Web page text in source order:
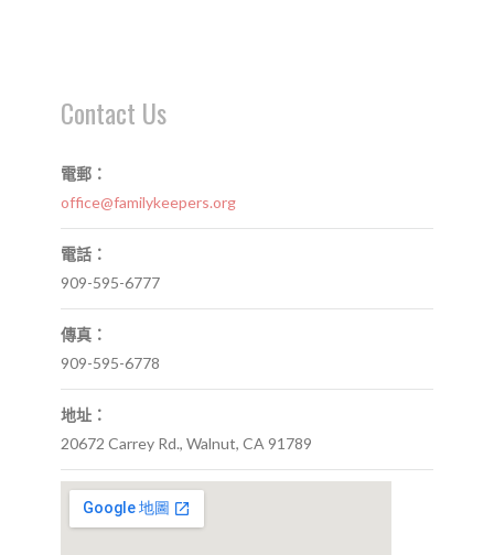
Contact Us
電郵：
office@familykeepers.org
電話：
909-595-6777
傳真：
909-595-6778
地址：
20672 Carrey Rd., Walnut, CA 91789